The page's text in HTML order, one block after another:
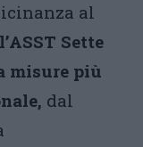
al
Sette
misure più
dal